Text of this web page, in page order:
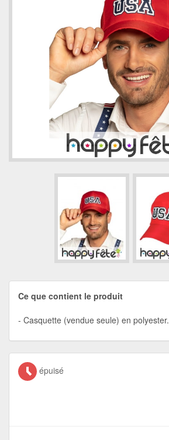
Ce que contient le produit
Casquette (vendue seule) en polyester.
épuisé